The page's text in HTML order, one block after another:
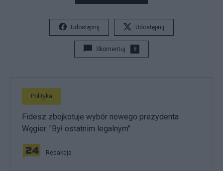
Udostępnij Udostępnij
Skomentuj 8
Polityka
Fidesz zbojkotuje wybór nowego prezydenta
Węgier. "Był ostatnim legalnym"
Redakcja